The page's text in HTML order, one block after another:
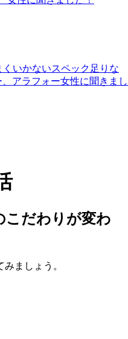
くいかないスペック足りな
アラフォー女性に聞きまし
こだわりが変わ
ましょう。